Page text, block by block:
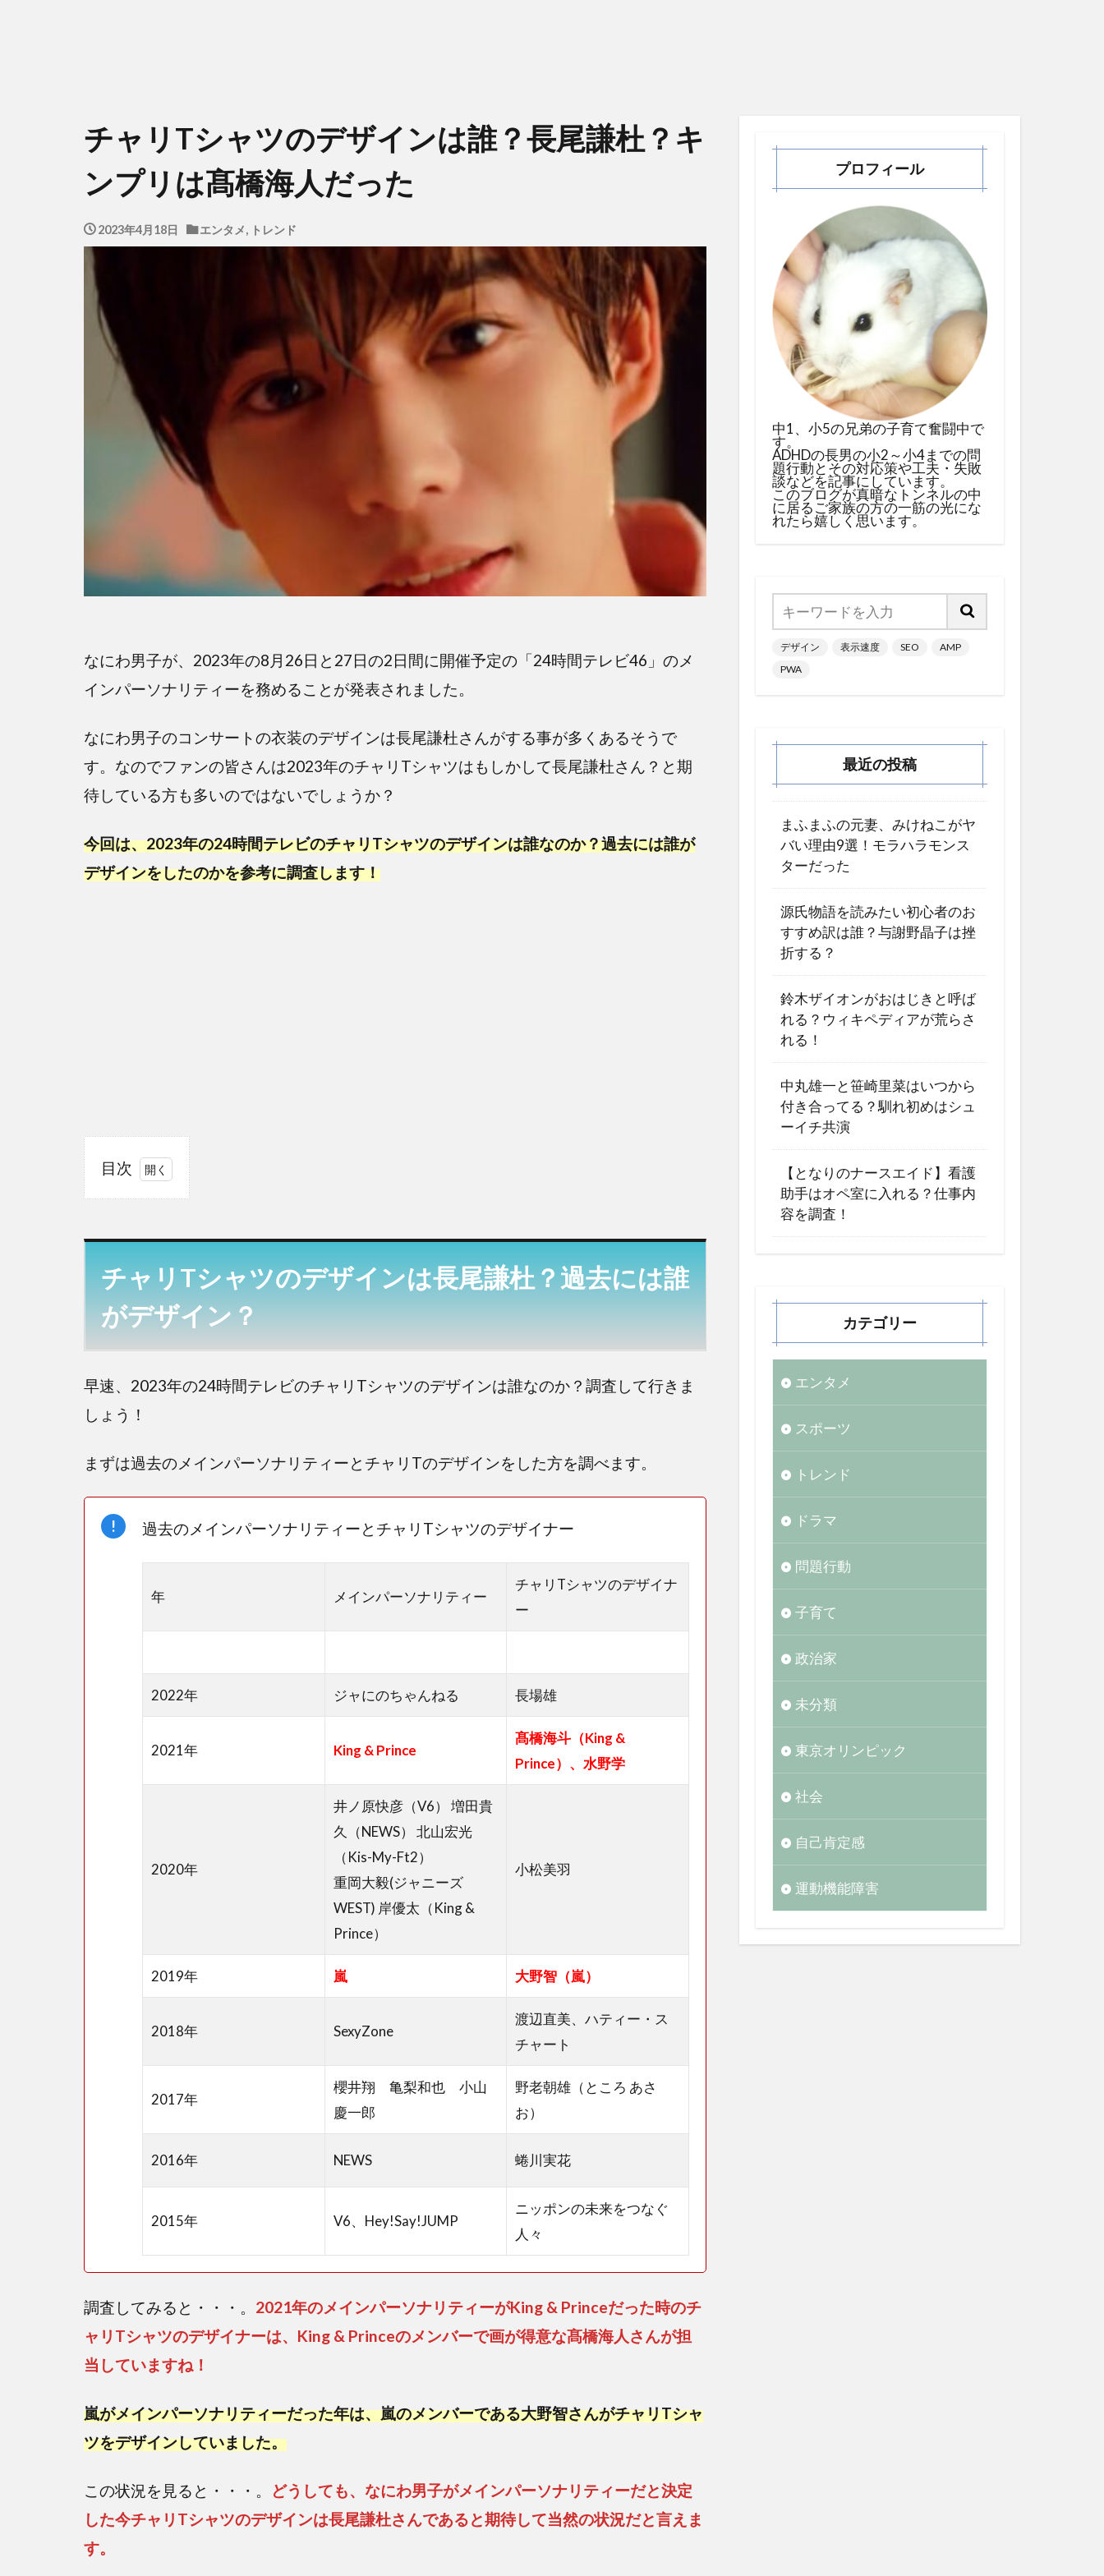
チャリTシャツのデザインは誰？長尾謙杜？キ
ンプリは髙橋海人だった
2023年4月18日 エンタメ, トレンド
なにわ男子が、2023年の8月26日と27日の2日間に開催予定の「24時間テレビ46」のメ
インパーソナリティーを務めることが発表されました。
なにわ男子のコンサートの衣装のデザインは長尾謙杜さんがする事が多くあるそうで
す。なのでファンの皆さんは2023年のチャリTシャツはもしかして長尾謙杜さん？と期
待している方も多いのではないでしょうか？
今回は、2023年の24時間テレビのチャリTシャツのデザインは誰なのか？過去には誰が
デザインをしたのかを参考に調査します！
目次
1
リT
ツの
イン
杜？
には
デザ
2
は
まと
め
チャリTシャツのデザインは長尾謙杜？過去には誰
がデザイン？
早速、2023年の24時間テレビのチャリTシャツのデザインは誰なのか？調査して行きま
しょう！
まずは過去のメインパーソナリティーとチャリTのデザインをした方を調べます。
過去のメインパーソナリティーとチャリTシャツのデザイナー
年 メインパーソナリティー
チャリTシャツのデザイナ
ー
2022年 ジャにのちゃんねる 長場雄
2021年 King & Prince
髙橋海斗（King &
Prince）、水野学
2020年
井ノ原快彦（V6） 増田貴
久（NEWS） 北山宏光
（Kis-My-Ft2）
重岡大毅(ジャニーズ
WEST) 岸優太（King &
Prince）
小松美羽
2019年 嵐 大野智（嵐）
2018年 SexyZone
渡辺直美、ハティー・ス
チャート
2017年
櫻井翔 亀梨和也 小山
慶一郎
野老朝雄（ところ あさ
お）
2016年 NEWS 蜷川実花
2015年 V6、Hey!Say!JUMP
ニッポンの未来をつなぐ
人々
調査してみると・・・。 2021年のメインパーソナリティーがKing & Princeだった時のチ
ャリTシャツのデザイナーは、King & Princeのメンバーで画が得意な髙橋海人さんが担
当していますね！
嵐がメインパーソナリティーだった年は、嵐のメンバーである大野智さんがチャリTシャ
ツをデザインしていました。
この状況を見ると・・・。
どうしても、なにわ男子がメインパーソナリティーだと決定
した今チャリTシャツのデザインは長尾謙杜さんであると期待して当然の状況だと言えま
す。
プロフィール
中1、小5の兄弟の子育て奮闘中で
す。
ADHDの長男の小2～小4までの問
題行動とその対応策や工夫・失敗
談などを記事にしています。
このブログが真暗なトンネルの中
に居るご家族の方の一筋の光にな
れたら嬉しく思います。
デザイン 表示速度 SEO
AMP
PWA
最近の投稿
まふまふの元妻、みけねこがヤ
バい理由9選！モラハラモンス
ターだった
源氏物語を読みたい初心者のお
すすめ訳は誰？与謝野晶子は挫
折する？
鈴木ザイオンがおはじきと呼ば
れる？ウィキペディアが荒らさ
れる！
中丸雄一と笹崎里菜はいつから
付き合ってる？馴れ初めはシュ
ーイチ共演
【となりのナースエイド】看護
助手はオペ室に入れる？仕事内
容を調査！
カテゴリー
エンタメ
スポーツ
トレンド
ドラマ
問題行動
子育て
政治家
未分類
東京オリンピック
社会
自己肯定感
運動機能障害